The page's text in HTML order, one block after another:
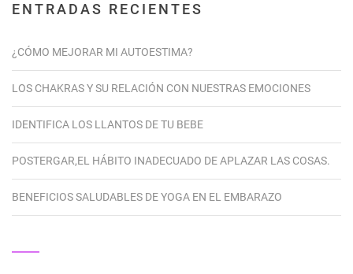
ENTRADAS RECIENTES
¿CÓMO MEJORAR MI AUTOESTIMA?
LOS CHAKRAS Y SU RELACIÓN CON NUESTRAS EMOCIONES
IDENTIFICA LOS LLANTOS DE TU BEBE
POSTERGAR,EL HÁBITO INADECUADO DE APLAZAR LAS COSAS.
BENEFICIOS SALUDABLES DE YOGA EN EL EMBARAZO